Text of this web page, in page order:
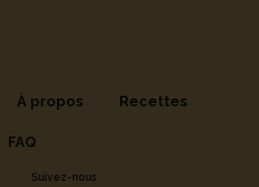
À propos Recettes
FAQ
Suivez-nous